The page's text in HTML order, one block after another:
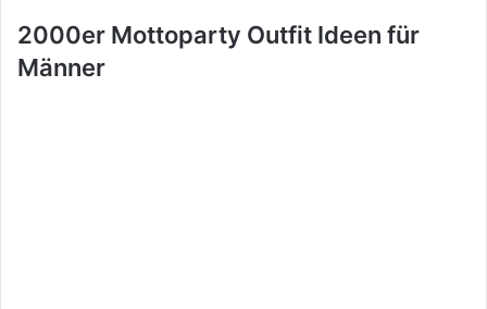
2000er Mottoparty Outfit Ideen für
Männer